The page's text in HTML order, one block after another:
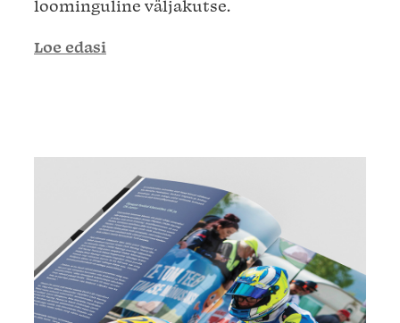
loominguline väljakutse.
Loe edasi